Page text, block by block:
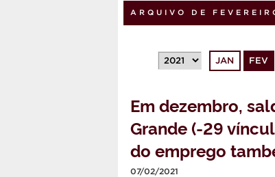
ARQUIVO DE
JAN FEV
Em dezembro,
Grande (-29
do emprego
07/02/2021